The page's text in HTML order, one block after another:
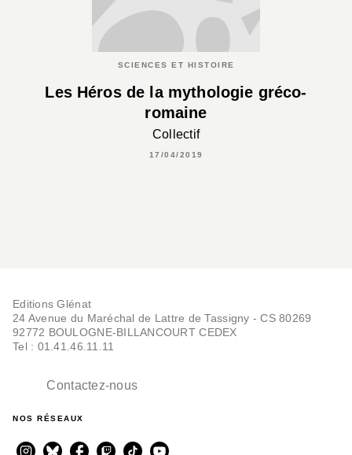
SCIENCES ET HISTOIRE
Les Héros de la mythologie gréco-
romaine
Collectif
17/04/2019
Editions Glénat
24 Avenue du Maréchal de Lattre de Tassigny - CS 80269
92772 BOULOGNE-BILLANCOURT CEDEX
Tel : 01.41.46.11.11
Contactez-nous
NOS RÉSEAUX